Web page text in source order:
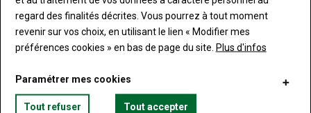
BodyChoisissez votre formule et créez votre
compte pour accéder à tout Terre de
Créez un compte
regard des finalités décrites. Vous pourrez à tout moment
revenir sur vos choix, en utilisant le lien « Modifier mes
préférences cookies » en bas de page du site. Plus d'infos
Paramétrer mes cookies
Tout refuser Tout accepter